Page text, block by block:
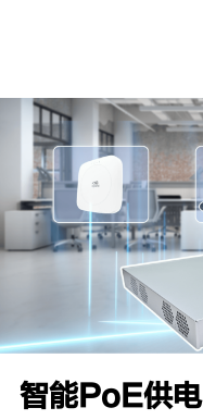
智能PoE供